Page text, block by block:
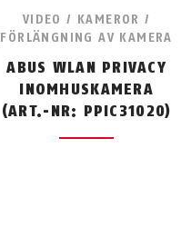
VIDEO / KAMEROR /
FÖRLÄNGNING AV KAMERA
ABUS WLAN PRIVACY
INOMHUSKAMERA
(ART.-NR: PPIC31020)